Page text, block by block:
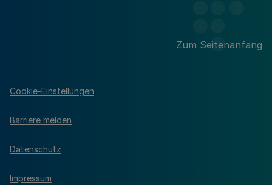
Zum Seitenanfang
Cookie-Einstellungen
Barriere melden
Datenschutz
Impressum